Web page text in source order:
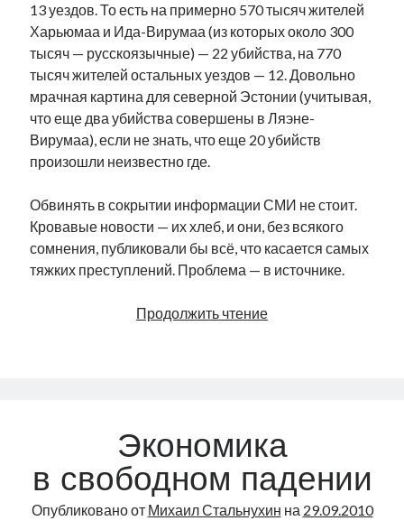
13 уездов. То есть на примерно 570 тысяч жителей
Харьюмаа и Ида-Вирумаа (из которых около 300
тысяч — русскоязычные) — 22 убийства, на 770
тысяч жителей остальных уездов — 12. Довольно
мрачная картина для северной Эстонии (учитывая,
что еще два убийства совершены в Ляэне-
Вирумаа), если не знать, что еще 20 убийств
произошли неизвестно где.
Обвинять в сокрытии информации СМИ не стоит.
Кровавые новости — их хлеб, и они, без всякого
сомнения, публиковали бы всё, что касается самых
тяжких преступлений. Проблема — в источнике.
Продолжить чтениеСтранные
Экономика
в свободном падении
Опубликовано от Михаил Стальнухин на 29.09.2010